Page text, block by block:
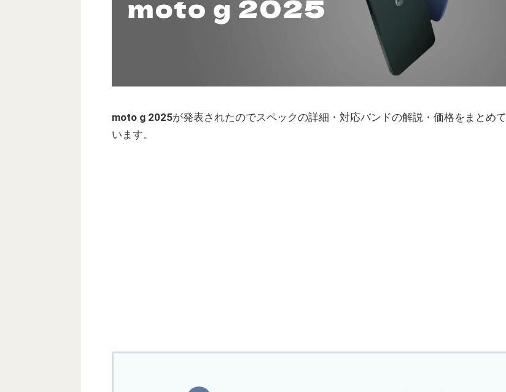
moto g 2025が発表されたのでスペックの詳細・対応バンドの解説・価格をまとめて
います。